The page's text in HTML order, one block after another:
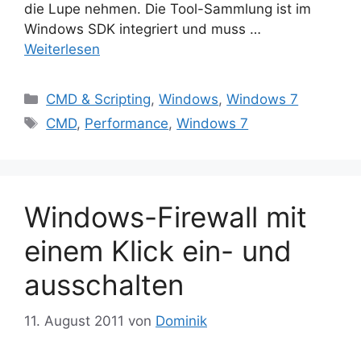
die Lupe nehmen. Die Tool-Sammlung ist im
Windows SDK integriert und muss …
Weiterlesen
Kategorien
CMD & Scripting,Windows,Windows 7
Schlagwörter
CMD, Performance,Windows 7
Windows-Firewall mit
einem Klick ein- und
ausschalten
11. August 2011 von Dominik